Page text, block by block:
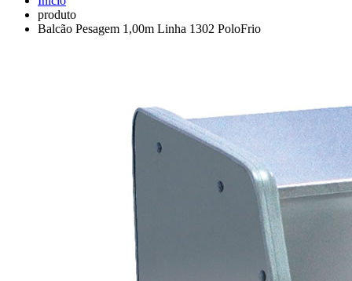
produto
Balcão Pesagem 1,00m Linha 1302 PoloFrio